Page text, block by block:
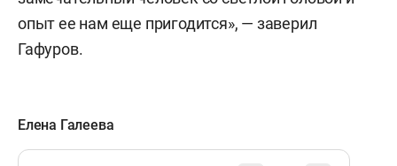
опыт ее нам еще пригодится», — заверил
Гафуров.
Елена Галеева